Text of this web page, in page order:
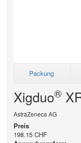
Packung
Xigduo®
AstraZeneca AG
Preis
198.15 CHF